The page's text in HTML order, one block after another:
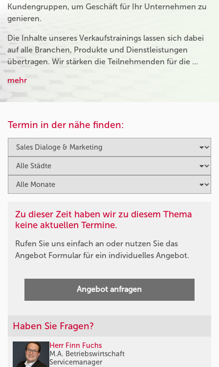
Kundengruppen, um Geschäft für Ihr Unternehmen zu
genieren.
Die Inhalte unseres Verkaufstrainings lassen sich dabei
auf alle Branchen, Produkte und Dienstleistungen
übertragen. Wir stärken die Teilnehmenden für die …
mehr
Termin in der nähe finden:
Zu dieser Zeit haben wir zu diesem Thema
keine aktuellen Termine.
Rufen Sie uns einfach an oder nutzen Sie das
Angebot Formular für ein individuelles Angebot.
Angebot anfragen
Haben Sie Fragen?
Herr Finn Fuchs
M.A. Betriebswirtschaft
Servicemanager